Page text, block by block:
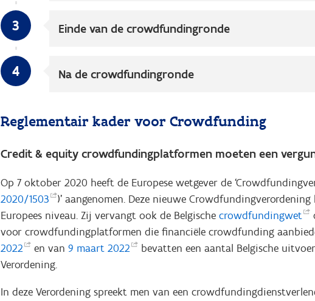
3 Einde van de crowdfundingronde
4 Na de crowdfundingronde
Reglementair kader voor Crowdfunding
Credit & equity crowdfundingplatformen moeten een
Op 7 oktober 2020 heeft de Europese wetgever de
2020/1503
)’ aangenomen. Deze nieuwe
Europees niveau. Zij vervangt ook de Belgische crowdfundingwet
voor crowdfundingplatformen die financiële crowdfunding
2022 en van 9 maart 2022 bevatten een aantal Belgische
Verordening.
In deze Verordening spreekt men van een